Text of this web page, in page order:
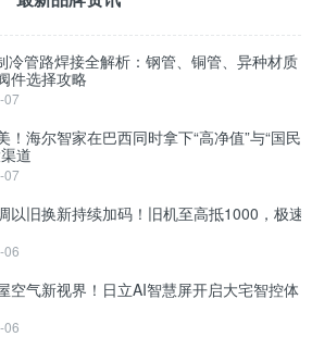
冷管路焊接全解析：钢管、铜管、异种材质
件选择攻略
07
！海尔智家在巴西同时拿下“高净值”与“国民
道
07
以旧换新持续加码！旧机至高抵1000，极速
06
空气新视界！日立AI智慧屏开启大宅智控体
06